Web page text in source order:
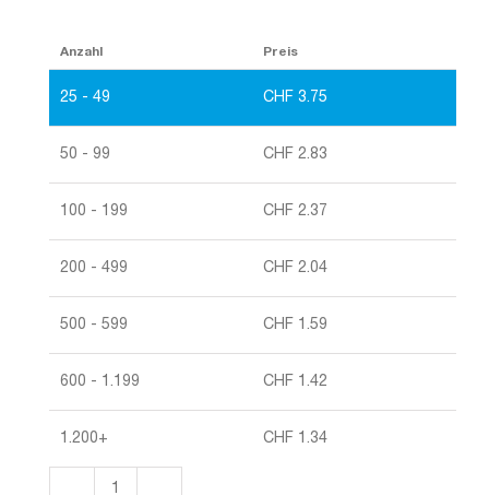
Anzahl Preis
25 - 49 CHF 3.75
50 - 99 CHF 2.83
100 - 199 CHF 2.37
200 - 499 CHF 2.04
500 - 599 CHF 1.59
600 - 1.199 CHF 1.42
1.200+ CHF 1.34